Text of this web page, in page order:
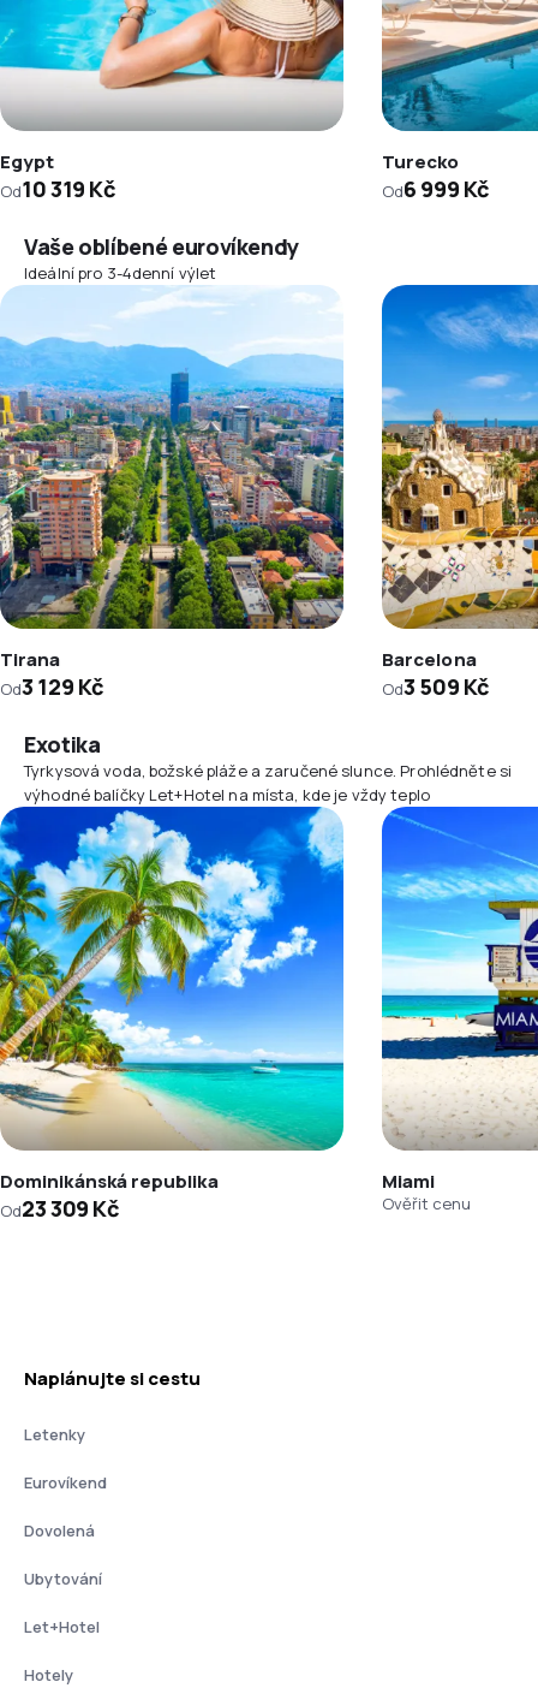
Egypt
Od10 319 Kč
Turecko
Od6 999 Kč
Vaše oblíbené eurovíkendy
Ideální pro 3-4denní výlet
Tirana
Od3 129 Kč
Barcelona
Od3 509 Kč
Exotika
Tyrkysová voda, božské pláže a zaručené slunce. Prohlédněte si
výhodné balíčky Let+Hotel na místa, kde je vždy teplo
Dominikánská republika
Od23 309 Kč
Miami
Ověřit cenu
Naplánujte si cestu
Letenky
Eurovíkend
Dovolená
Ubytování
Let+Hotel
Hotely